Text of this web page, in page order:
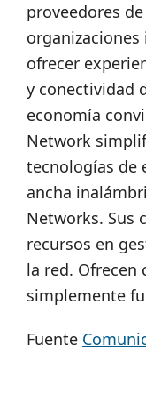
proveedores
ofrecer
y conectividad
economía
Network
tecnologías de
ancha
Networks. Sus
recursos en
la red. Ofrecen
simplemente
Fuente